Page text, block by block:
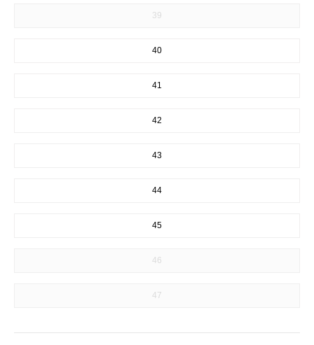
39
40
41
42
43
44
45
46
47